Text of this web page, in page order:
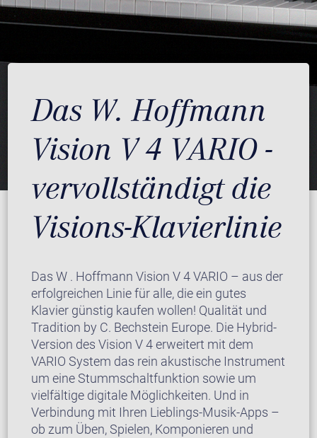
Das W. Hoffmann
Vision V 4 VARIO -
vervollständigt die
Visions-Klavierlinie
Das W . Hoffmann Vision V 4 VARIO – aus der
erfolgreichen Linie für alle, die ein gutes
Klavier günstig kaufen wollen! Qualität und
Tradition by C. Bechstein Europe. Die Hybrid-
Version des Vision V 4 erweitert mit dem
VARIO System das rein akustische Instrument
um eine Stummschaltfunktion sowie um
vielfältige digitale Möglichkeiten. Und in
Verbindung mit Ihren Lieblings-Musik-Apps –
ob zum Üben, Spielen, Komponieren und